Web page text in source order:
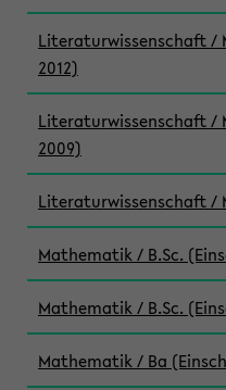
Literaturwissenschaft /
2012)
Literaturwissenschaft /
2009)
Literaturwissenschaft /
Mathematik / B.Sc.
Mathematik / B.Sc.
Mathematik / Ba